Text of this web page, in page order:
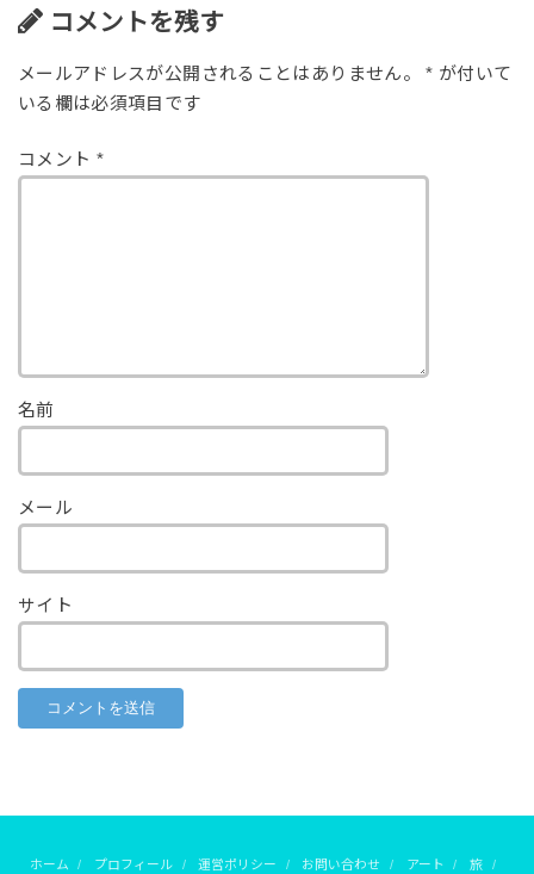
コメントを残す
メールアドレスが公開されることはありません。 * が付いて
いる欄は必須項目です
コメント *
名前
メール
サイト
ホーム プロフィール 運営ポリシー お問い合わせ アート 旅